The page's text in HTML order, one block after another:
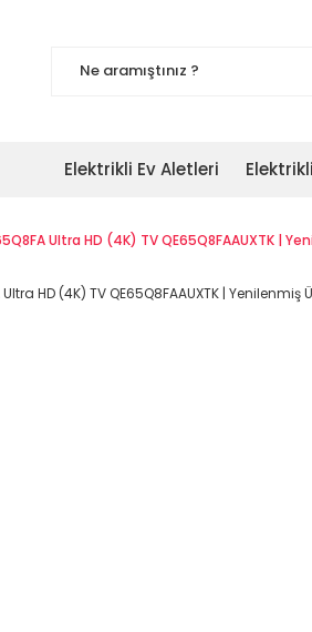
Elektrikli Ev Aletleri
Ultra HD (4K) TV QE65Q8FAAUXTK |